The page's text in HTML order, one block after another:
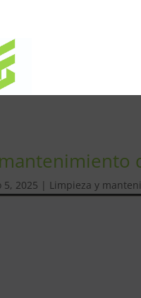
5, 2025 | Limpieza y